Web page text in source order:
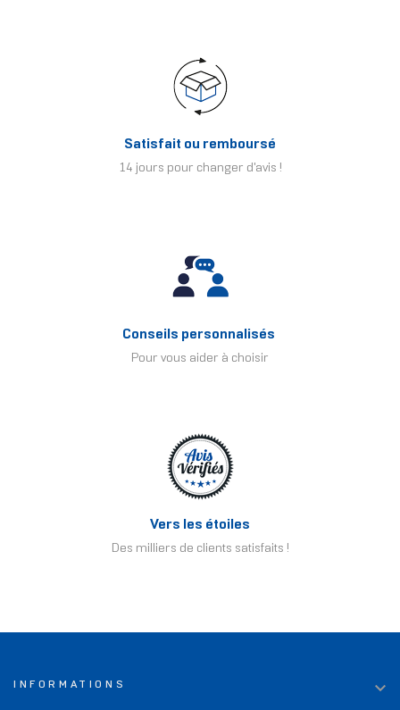
Satisfait ou remboursé
14 jours pour changer d'avis !
Conseils personnalisés
Pour vous aider à choisir
Vers les étoiles
Des milliers de clients satisfaits !
INFORMATIONS 